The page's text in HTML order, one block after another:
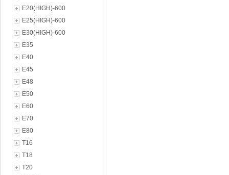
E20(HIGH)-600
E25(HIGH)-600
E30(HIGH)-600
E35
E40
E45
E48
E50
E60
E70
E80
T16
T18
T20